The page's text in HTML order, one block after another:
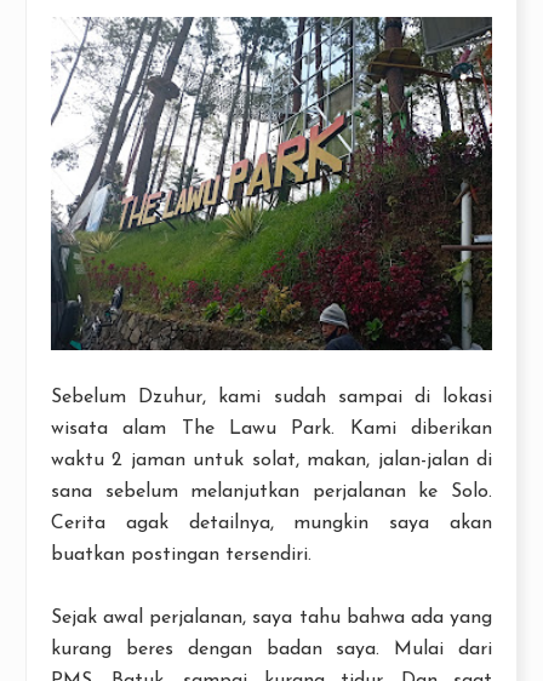
Sebelum Dzuhur, kami sudah sampai di lokasi
wisata alam The Lawu Park. Kami diberikan
waktu 2 jaman untuk solat, makan, jalan-jalan di
sana sebelum melanjutkan perjalanan ke Solo.
Cerita agak detailnya, mungkin saya akan
buatkan postingan tersendiri.
Sejak awal perjalanan, saya tahu bahwa ada yang
kurang beres dengan badan saya. Mulai dari